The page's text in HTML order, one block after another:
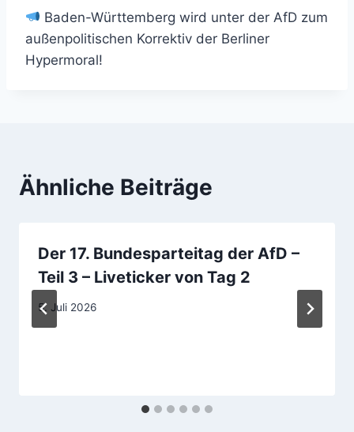
Baden-Württemberg wird unter der AfD zum
außenpolitischen Korrektiv der Berliner
Hypermoral!
Ähnliche Beiträge
Der 17. Bundesparteitag der AfD –
Teil 3 – Liveticker von Tag 2
5. Juli 2026